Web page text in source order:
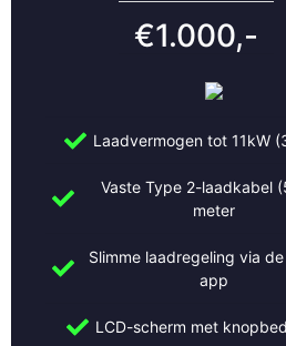
Wil jij laadpalen voor je
Vraag vandaag nog een
contact op voor deskundig
Slimme Opladers – jouw
Bel:
+31 (0)30 2684562
www.slimmeopladers.nl
€1.000,-
Laadvermogen tot 11kW
Vaste Type 2-laadkabel
meter
Slimme laadregeling via
app
LCD-scherm met